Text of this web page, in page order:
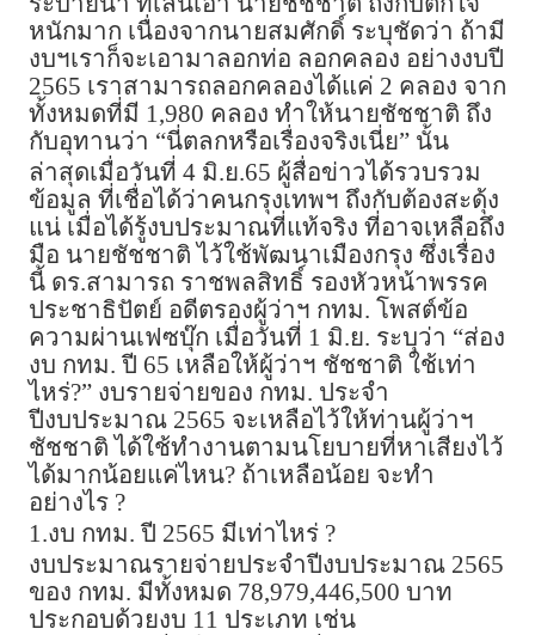
หนักมาก เนื่องจากนายสมศักดิ์ ระบุชัดว่า ถ้ามี
งบฯเราก็จะเอามาลอกท่อ ลอกคลอง อย่างงบปี
2565 เราสามารถลอกคลองได้แค่ 2 คลอง จาก
ทั้งหมดที่มี 1,980 คลอง ทำให้นายชัชชาติ ถึง
กับอุทานว่า “นี่ตลกหรือเรื่องจริงเนี่ย” นั้น
ล่าสุดเมื่อวันที่ 4 มิ.ย.65 ผู้สื่อข่าวได้รวบรวม
ข้อมูล ที่เชื่อได้ว่าคนกรุงเทพฯ ถึงกับต้องสะดุ้ง
แน่ เมื่อได้รู้งบประมาณที่แท้จริง ที่อาจเหลือถึง
มือ นายชัชชาติ ไว้ใช้พัฒนาเมืองกรุง ซึ่งเรื่อง
นี้ ดร.สามารถ ราชพลสิทธิ์ รองหัวหน้าพรรค
ประชาธิปัตย์ อดีตรองผู้ว่าฯ กทม. โพสต์ข้อ
ความผ่านเฟซบุ๊ก เมื่อวันที่ 1 มิ.ย. ระบุว่า “ส่อง
งบ กทม. ปี 65 เหลือให้ผู้ว่าฯ ชัชชาติ ใช้เท่า
ไหร่?” งบรายจ่ายของ กทม. ประจำ
ปีงบประมาณ 2565 จะเหลือไว้ให้ท่านผู้ว่าฯ
ชัชชาติ ได้ใช้ทำงานตามนโยบายที่หาเสียงไว้
ได้มากน้อยแค่ไหน? ถ้าเหลือน้อย จะทำ
อย่างไร ?
1.งบ กทม. ปี 2565 มีเท่าไหร่ ?
งบประมาณรายจ่ายประจำปีงบประมาณ 2565
ของ กทม. มีทั้งหมด 78,979,446,500 บาท
ประกอบด้วยงบ 11 ประเภท เช่น